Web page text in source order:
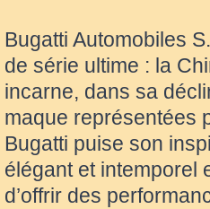
Bugatti Automobiles
de série ultime : la
incarne, dans sa
maque représentées
Bugatti puise son
élégant et intemporel
d’offrir des